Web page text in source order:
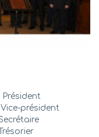
président